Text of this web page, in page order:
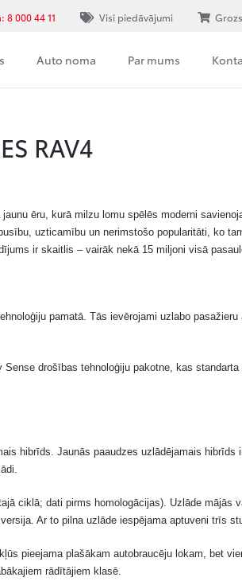
Auto noma Par mums
8 000 44 11 Visi piedāvājumi Grozs
RAV4
ēru, kurā milzu lomu spēlēs moderni
uzticamību un nerimstošo popularitāti, ko
ir skaitlis – vairāk nekā 15 miljoni visā
pamatā. Tās ievērojami uzlabo
drošības tehnoloģiju pakotne, kas
hibrīds. Jaunās paaudzes uzlādējamais hibrīds
ciklā; dati pirms homologācijas). Uzlāde mājās
Ar to pilna uzlāde iespējama aptuveni trīs
pieejama plašākam autobraucēju lokam, bet
rādītājiem klasē.